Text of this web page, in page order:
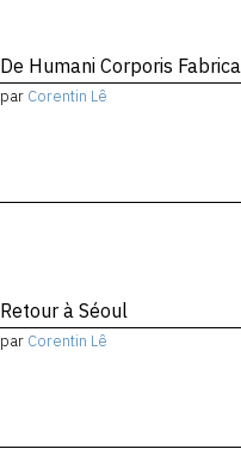
De Humani Corporis Fabrica
par Corentin Lê
Retour à Séoul
par Corentin Lê